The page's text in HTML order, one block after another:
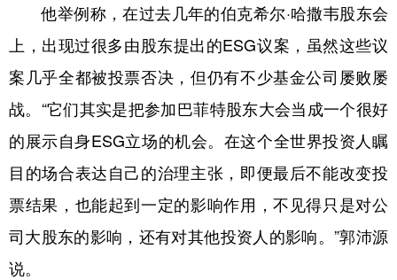
他举例称，在过去几年的伯克希尔·哈撒韦股东会
上，出现过很多由股东提出的ESG议案，虽然这些议
案几乎全都被投票否决，但仍有不少基金公司屡败屡
战。“它们其实是把参加巴菲特股东大会当成一个很好
的展示自身ESG立场的机会。在这个全世界投资人瞩
目的场合表达自己的治理主张，即便最后不能改变投
票结果，也能起到一定的影响作用，不见得只是对公
司大股东的影响，还有对其他投资人的影响。”郭沛源
说。